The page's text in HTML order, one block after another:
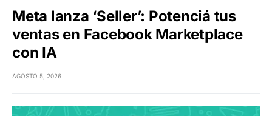
Meta lanza ‘Seller’: Potenciá tus
ventas en Facebook Marketplace
con IA
AGOSTO 5, 2026